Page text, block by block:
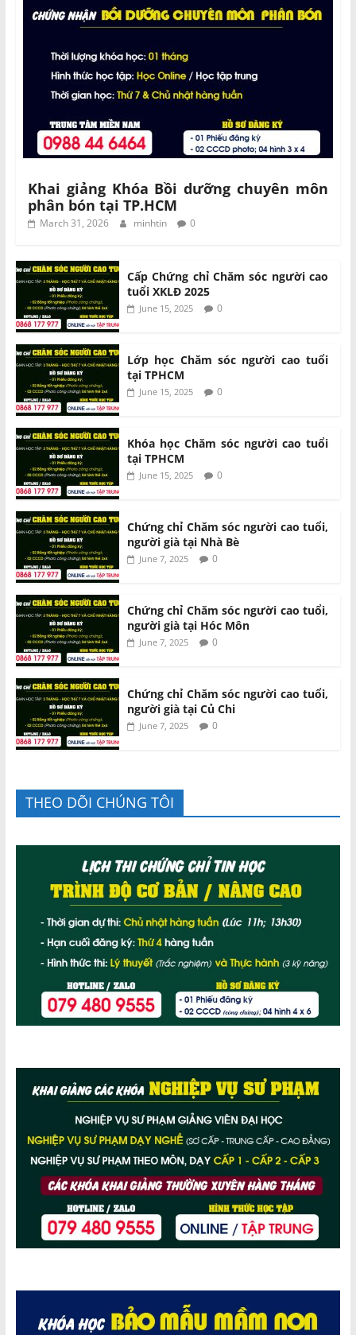
Khai giảng Khóa Bồi dưỡng chuyên môn
phân bón tại TP.HCM
March 31, 2026 minhtin 0
Cấp Chứng chỉ Chăm sóc người cao
tuổi XKLĐ 2025
June 15, 2025 0
Lớp học Chăm sóc người cao tuổi
tại TPHCM
June 15, 2025 0
Khóa học Chăm sóc người cao tuổi
tại TPHCM
June 15, 2025 0
Chứng chỉ Chăm sóc người cao tuổi,
người già tại Nhà Bè
June 7, 2025 0
Chứng chỉ Chăm sóc người cao tuổi,
người già tại Hóc Môn
June 7, 2025 0
Chứng chỉ Chăm sóc người cao tuổi,
người già tại Củ Chi
June 7, 2025 0
THEO DÕI CHÚNG TÔI